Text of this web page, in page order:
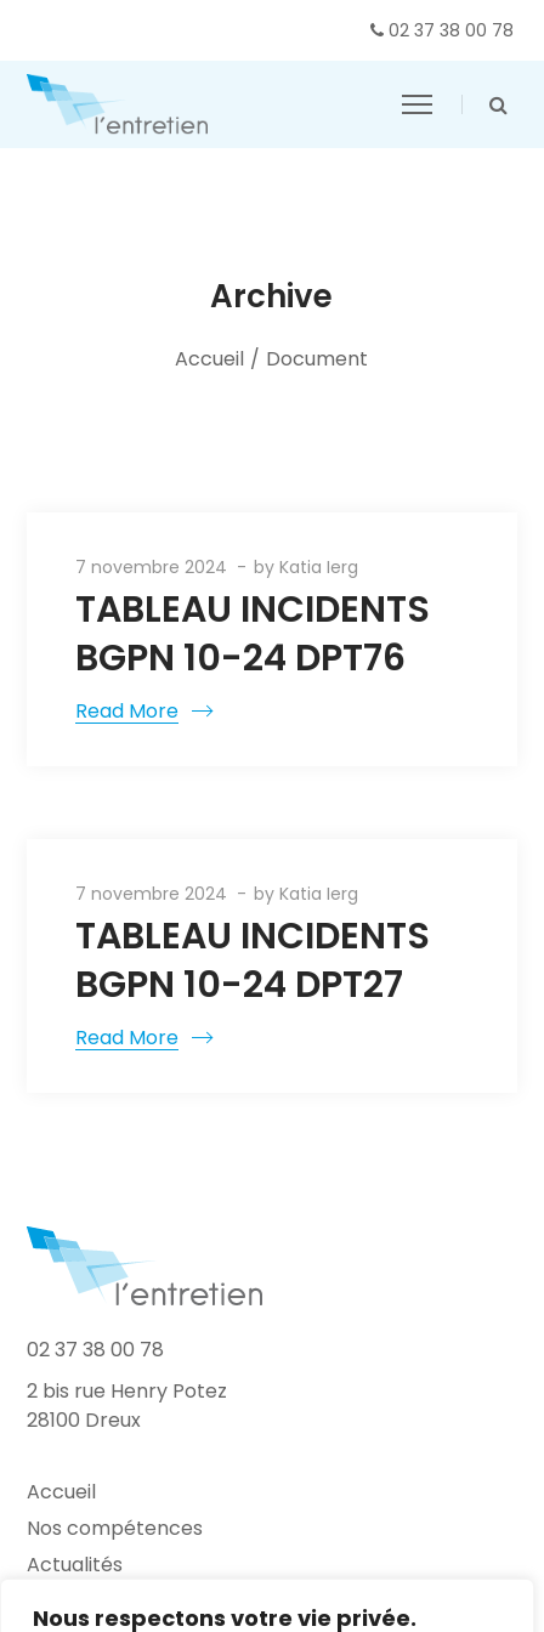
Nous respectons votre vie privée.
02 37 38 00 78
Archive
Accueil / Document
7 novembre 2024 byKatia Ierg
TABLEAU INCIDENTS
BGPN 10-24 DPT76
Read More
7 novembre 2024 byKatia Ierg
TABLEAU INCIDENTS
BGPN 10-24 DPT27
Read More
02 37 38 00 78
2 bis rue Henry Potez
28100 Dreux
Accueil
Nos compétences
Actualités